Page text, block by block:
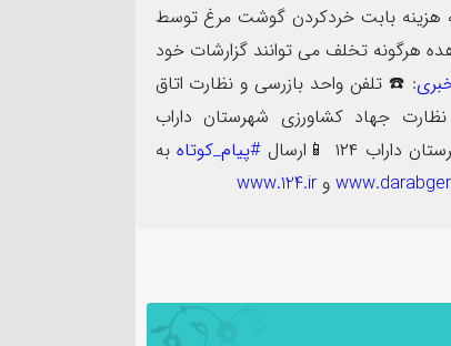
هزینه بابت خردکردن گوشت مرغ توسط
هرگونه تخلف می توانند گزارشات خود
: ☎️ تلفن واحد بازرسی و نظارت اتاق
تلفن واحد بازرسی و نظارت جهاد کشاورزی شهرستان داراب
#پیام_کوتاهبه
وwww.124.ir
شهرستان
نیازمند توجه ویژه